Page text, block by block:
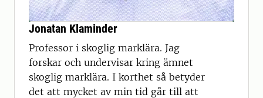
Jonatan Klaminder
Professor i skoglig marklära. Jag
forskar och undervisar kring ämnet
skoglig marklära. I korthet så betyder
det att mycket av min tid går till att